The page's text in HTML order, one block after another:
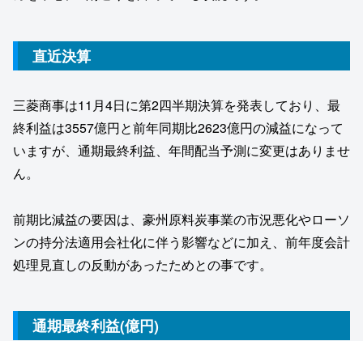
直近決算
三菱商事は11月4日に第2四半期決算を発表しており、最
終利益は3557億円と前年同期比2623億円の減益になって
いますが、通期最終利益、年間配当予測に変更はありませ
ん。
前期比減益の要因は、豪州原料炭事業の市況悪化やローソ
ンの持分法適用会社化に伴う影響などに加え、前年度会計
処理見直しの反動があったためとの事です。
通期最終利益(億円)